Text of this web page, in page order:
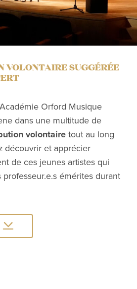
VOLONTAIRE SUGGÉRÉE
Orford Musique
dans une multitude de
volontaire tout au long
découvrir et apprécier
de ces jeunes artistes qui
émérites durant